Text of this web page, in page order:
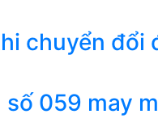
chuyển đổi
059 may